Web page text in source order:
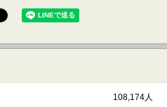
108,174人